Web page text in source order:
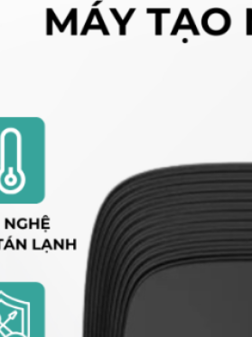
hàng
sản phẩm trong giỏ hàng.